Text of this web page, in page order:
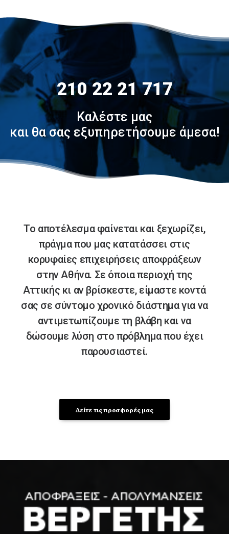
210 22 21 717
Καλέστε μας
και θα σας εξυπηρετήσουμε άμεσα!
Το αποτέλεσμα φαίνεται και ξεχωρίζει,
πράγμα που μας κατατάσσει στις
κορυφαίες επιχειρήσεις αποφράξεων
στην Αθήνα. Σε όποια περιοχή της
Αττικής κι αν βρίσκεστε, είμαστε κοντά
σας σε σύντομο χρονικό διάστημα για να
αντιμετωπίζουμε τη βλάβη και να
δώσουμε λύση στο πρόβλημα που έχει
παρουσιαστεί.
Δείτε τις προσφορές μας